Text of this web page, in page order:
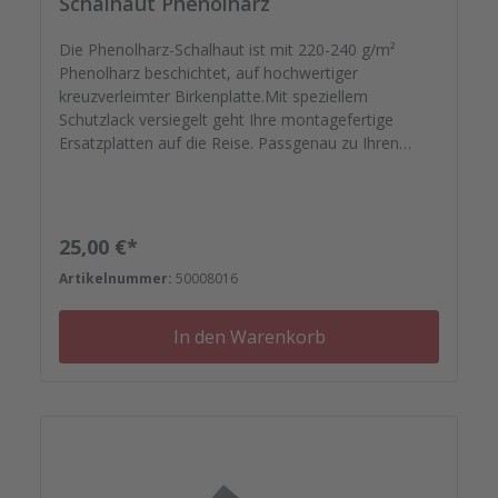
Die Phenolharz-Schalhaut ist mit 220-240 g/m²
Phenolharz beschichtet, auf hochwertiger
kreuzverleimter Birkenplatte.Mit speziellem
Schutzlack versiegelt geht Ihre montagefertige
Ersatzplatten auf die Reise. Passgenau zu Ihren
Nieten, Schrauben, Kunststoffeinsätzen bis zu
Reparaturplättchen.
Regulärer Preis:
25,00 €*
Artikelnummer: 50008016
In den Warenkorb